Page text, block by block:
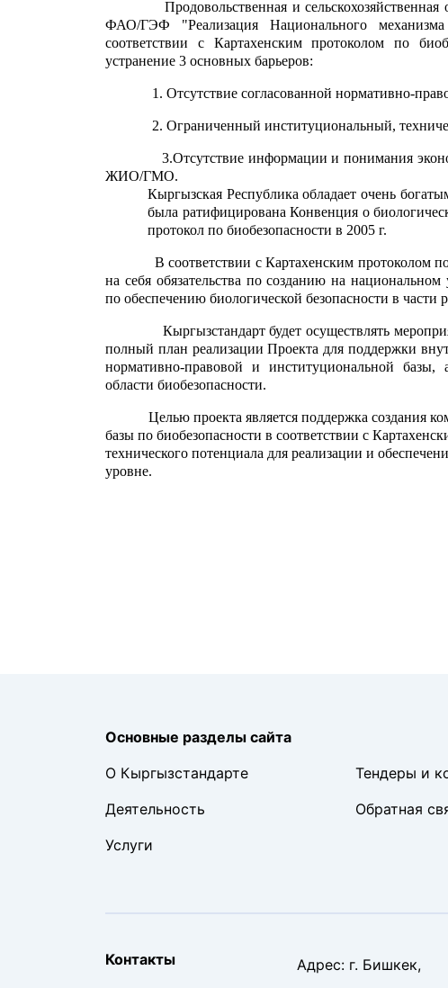
Продовольственная и сельскохозяйственная
ФАО/ГЭФ "Реализация Национального
соответствии с Картахенским протоколом по
устранение 3 основных барьеров:
1. Отсутствие согласованной нормативно-
2. Ограниченный институциональный,
3.Отсутствие информации и понимания
ЖИО/ГМО.
Кыргызская Республика обладает очень
была ратифицирована Конвенция о
протокол по биобезопасности в 2005 г.
В соответствии с Картахенским протоколом по
на себя обязательства по созданию на
по обеспечению биологической безопасности в части
Кыргызстандарт будет осуществлять
полный план реализации Проекта для поддержки
нормативно-правовой и институциональной
области биобезопасности.
Целью проекта является поддержка создания
базы по биобезопасности в соответствии с
технического потенциала для реализации и
уровне.
Основные разделы сайта
О Кыргызстандарте
Деятельность
Услуги
Тендеры и
Обратная
Контакты Адрес: г. Бишкек,